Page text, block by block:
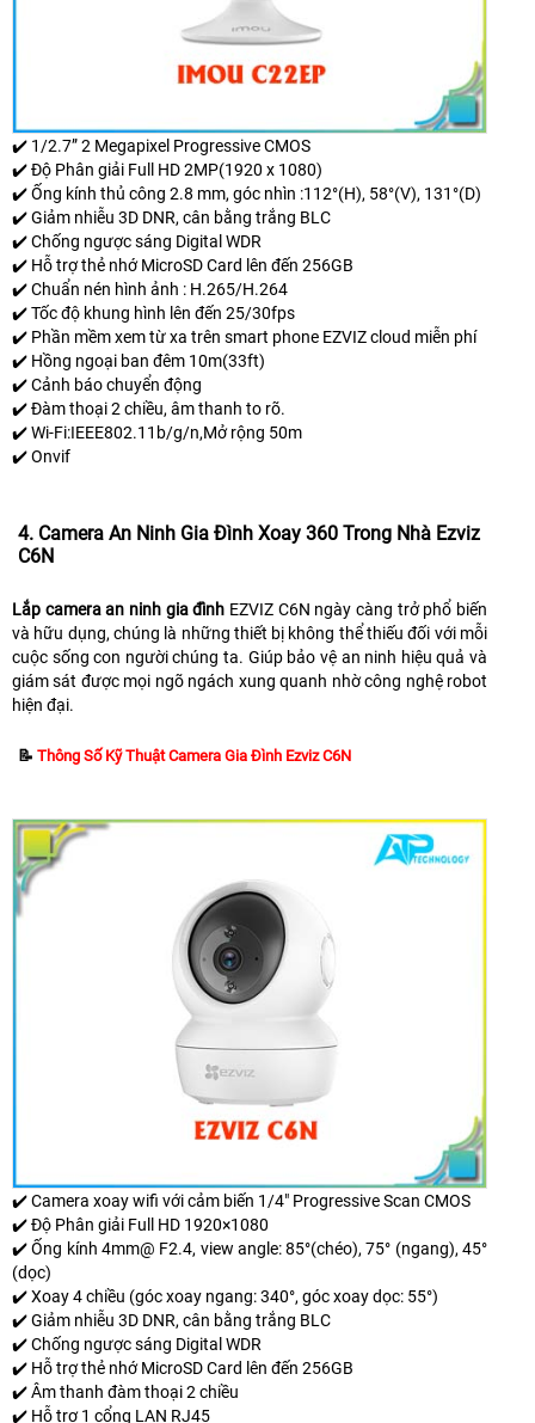
✔️ 1/2.7” 2 Megapixel Progressive CMOS
✔️ Độ Phân giải Full HD 2MP(1920 x 1080)
✔️ Ống kính thủ công 2.8 mm, góc nhìn :112°(H), 58°(V), 131°(D)
✔️ Giảm nhiễu 3D DNR, cân bằng trắng BLC
✔️ Chống ngược sáng Digital WDR
✔️ Hỗ trợ thẻ nhớ MicroSD Card lên đến 256GB
✔️ Chuẩn nén hình ảnh : H.265/H.264
✔️ Tốc độ khung hình lên đến 25/30fps
✔️ Phần mềm xem từ xa trên smart phone EZVIZ cloud miễn phí
✔️ Hồng ngoại ban đêm 10m(33ft)
✔️ Cảnh báo chuyển động
✔️ Đàm thoại 2 chiều, âm thanh to rõ.
✔️ Wi-Fi:IEEE802.11b/g/n,Mở rộng 50m
✔️ Onvif
4. Camera An Ninh Gia Đình Xoay 360 Trong Nhà Ezviz
C6N
Lắp camera an ninh gia đình EZVIZ C6N ngày càng trở phổ biến
và hữu dụng, chúng là những thiết bị không thể thiếu đối với mỗi
cuộc sống con người chúng ta. Giúp bảo vệ an ninh hiệu quả và
giám sát được mọi ngõ ngách xung quanh nhờ công nghệ robot
hiện đại.
📝 Thông Số Kỹ Thuật Camera Gia Đình Ezviz C6N
✔️ Camera xoay wifi với cảm biến 1/4" Progressive Scan CMOS
✔️ Độ Phân giải Full HD 1920×1080
✔️ Ống kính 4mm@ F2.4, view angle: 85°(chéo), 75° (ngang), 45°
(dọc)
✔️ Xoay 4 chiều (góc xoay ngang: 340°, góc xoay dọc: 55°)
✔️ Giảm nhiễu 3D DNR, cân bằng trắng BLC
✔️ Chống ngược sáng Digital WDR
✔️ Hỗ trợ thẻ nhớ MicroSD Card lên đến 256GB
✔️ Âm thanh đàm thoại 2 chiều
✔️ Hỗ trợ 1 cổng LAN RJ45